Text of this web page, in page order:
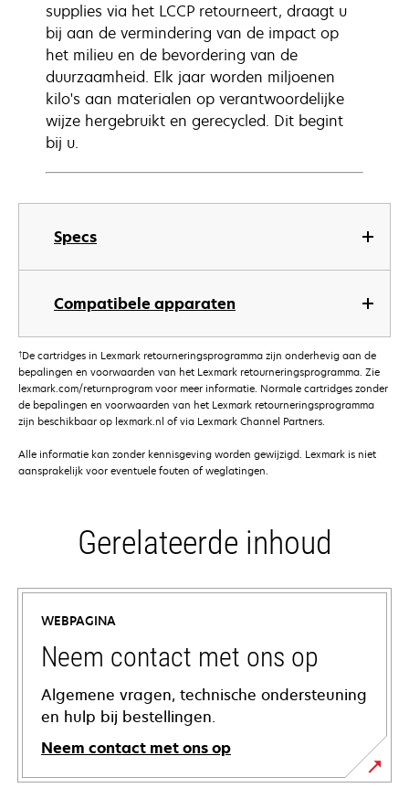
Specs
Compatibele apparaten
supplies via het LCCP retourneert, draagt u
bij aan de vermindering van de impact op
het milieu en de bevordering van de
duurzaamheid. Elk jaar worden miljoenen
kilo's aan materialen op verantwoordelijke
wijze hergebruikt en gerecycled. Dit begint
bij u.
†De cartridges in Lexmark retourneringsprogramma zijn onderhevig aan de
bepalingen en voorwaarden van het Lexmark retourneringsprogramma. Zie
lexmark.com/returnprogram voor meer informatie. Normale cartridges zonder
de bepalingen en voorwaarden van het Lexmark retourneringsprogramma
zijn beschikbaar op lexmark.nl of via Lexmark Channel Partners.
Alle informatie kan zonder kennisgeving worden gewijzigd. Lexmark is niet
aansprakelijk voor eventuele fouten of weglatingen.
Gerelateerde inhoud
WEBPAGINA
Neem contact met ons op
Algemene vragen, technische ondersteuning
en hulp bij bestellingen.
Neem contact met ons op